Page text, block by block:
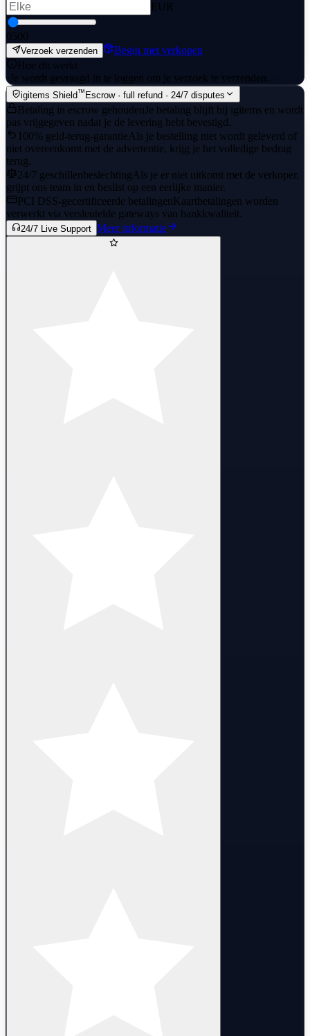
EUR
0500
Verzoek verzenden
Begin met verkopen
Hoe dit werkt
· Je wordt gevraagd in te loggen om je verzoek te verzenden.
igitems Shield™ Escrow · full refund · 24/7 disputes
Betaling in escrow gehoudenJe betaling blijft bij igitems en wordt
pas vrijgegeven nadat je de levering hebt bevestigd.
100% geld-terug-garantieAls je bestelling niet wordt geleverd of
niet overeenkomt met de advertentie, krijg je het volledige bedrag
terug.
24/7 geschillenbeslechtingAls je er niet uitkomt met de verkoper,
grijpt ons team in en beslist op een eerlijke manier.
PCI DSS-gecertificeerde betalingen Kaartbetalingen worden
verwerkt via versleutelde gateways van bankkwaliteit.
24/7 Live Support Meer informatie